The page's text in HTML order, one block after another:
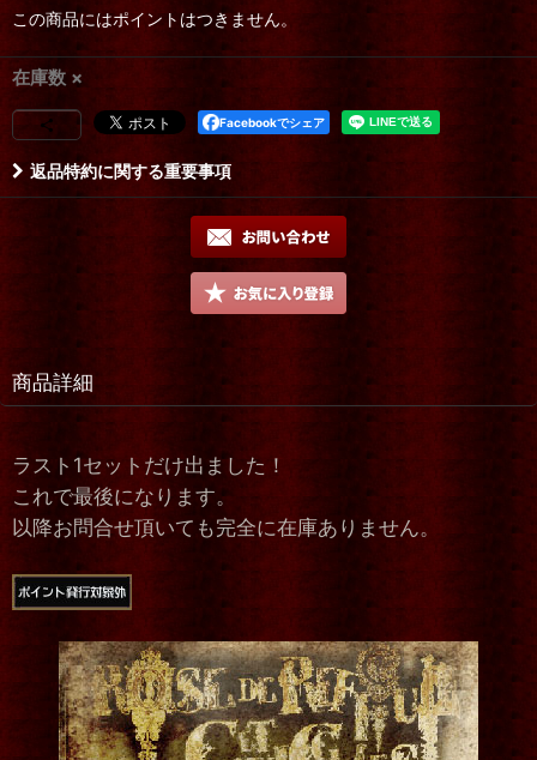
この商品にはポイントはつきません。
在庫数 ×
Facebookでシェア
返品特約に関する重要事項
商品詳細
ラスト1セットだけ出ました！
これで最後になります。
以降お問合せ頂いても完全に在庫ありません。